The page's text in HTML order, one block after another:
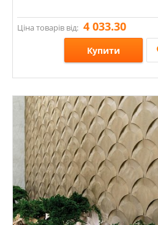
Ціна товарів від: 4 033.30
Купити
Стилі: Кабанчик; Моноколор; Під
Кольори: